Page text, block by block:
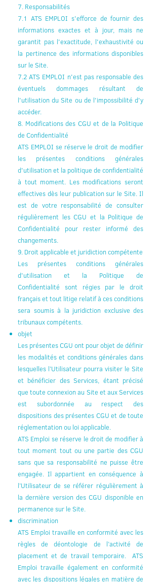
7. Responsabilités
7.1 ATS EMPLOI s'efforce de fournir des
informations exactes et à jour, mais ne
garantit pas l'exactitude, l'exhaustivité ou
la pertinence des informations disponibles
sur le Site.
7.2 ATS EMPLOI n'est pas responsable des
éventuels dommages résultant de
l'utilisation du Site ou de l'impossibilité d'y
accéder.
8. Modifications des CGU et de la Politique
de Confidentialité
ATS EMPLOI se réserve le droit de modifier
les présentes conditions générales
d'utilisation et la politique de confidentialité
à tout moment. Les modifications seront
effectives dès leur publication sur le Site. Il
est de votre responsabilité de consulter
régulièrement les CGU et la Politique de
Confidentialité pour rester informé des
changements.
9. Droit applicable et juridiction compétente
Les présentes conditions générales
d'utilisation et la Politique de
Confidentialité sont régies par le droit
français et tout litige relatif à ces conditions
sera soumis à la juridiction exclusive des
tribunaux compétents.
objet
Les présentes CGU ont pour objet de définir
les modalités et conditions générales dans
lesquelles l’Utilisateur pourra visiter le Site
et bénéficier des Services, étant précisé
que toute connexion au Site et aux Services
est subordonnée au respect des
dispositions des présentes CGU et de toute
réglementation ou loi applicable.
ATS Emploi se réserve le droit de modifier à
tout moment tout ou une partie des CGU
sans que sa responsabilité ne puisse être
engagée. Il appartient en conséquence à
l’Utilisateur de se référer régulièrement à
la dernière version des CGU disponible en
permanence sur le Site.
discrimination
ATS Emploi travaille en conformité avec les
règles de déontologie de l’activité de
placement et de travail temporaire. ATS
Emploi travaille également en conformité
avec les dispositions légales en matière de